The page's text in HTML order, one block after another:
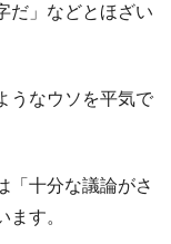
だ」などとほざい
うなウソを平気で
「十分な議論がさ
す。